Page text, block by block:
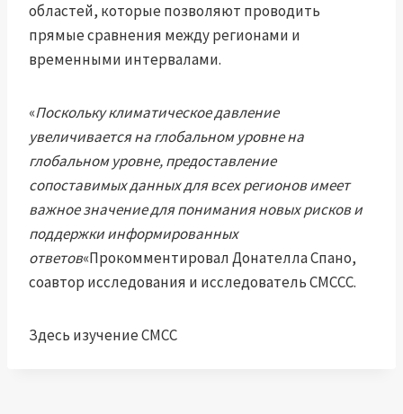
областей, которые позволяют проводить
прямые сравнения между регионами и
временными интервалами.
«Поскольку климатическое давление
увеличивается на глобальном уровне на
глобальном уровне, предоставление
сопоставимых данных для всех регионов имеет
важное значение для понимания новых рисков и
поддержки информированных
ответов«Прокомментировал Донателла Спано,
соавтор исследования и исследователь CMCCC.
Здесь изучение CMCC